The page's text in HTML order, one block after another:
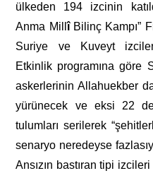
ülkeden 194 izcinin
Anma Millî Bilinç Kampı”
Suriye ve Kuveyt
Etkinlik programına göre
askerlerinin Allahuekber
yürünecek ve eksi 22
tulumları serilerek
senaryo neredeyse
Ansızın bastıran tipi